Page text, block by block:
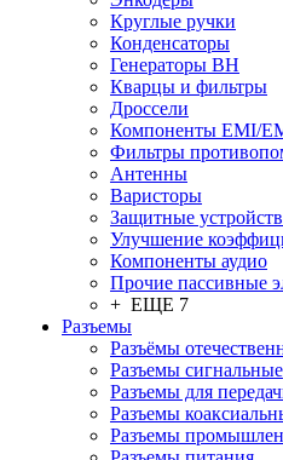
Круглые ручки
Конденсаторы
Генераторы ВН
Кварцы и фильтры
Дроссели
Компоненты EMI/
Фильтры
Антенны
Варисторы
Защитные
Улучшение
Компоненты аудио
Прочие пассивные
+ ЕЩЕ 7
Разъeмы
Разъёмы
Разъeмы сигнальные
Разъeмы для
Разъeмы
Разъeмы